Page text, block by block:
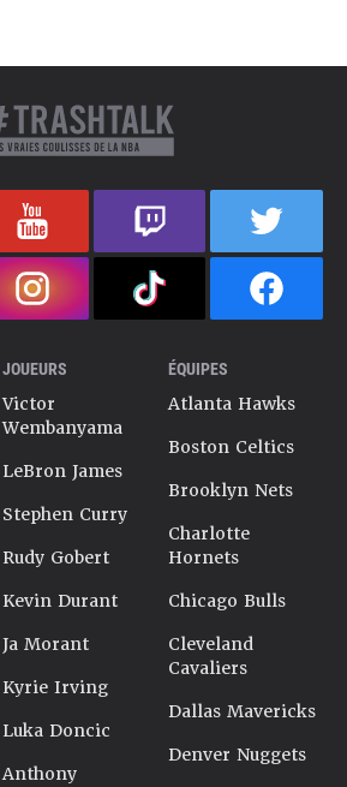
JOUEURS
Victor
Wembanyama
LeBron James
Stephen Curry
Rudy Gobert
Kevin Durant
Ja Morant
Kyrie Irving
Luka Doncic
Anthony
ÉQUIPES
Atlanta Hawks
Boston Celtics
Brooklyn Nets
Charlotte
Hornets
Chicago Bulls
Cleveland
Cavaliers
Dallas Mavericks
Denver Nuggets